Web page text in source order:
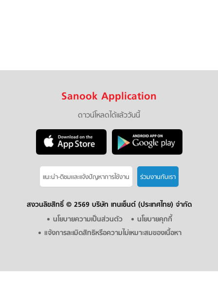
Sanook Application
ดาวน์โหลดได้แล้ววันนี้
แนะนำ-ติชมเเละแจ้งปัญหาการใช้งาน ร่วมงานกับเรา
สงวนลิขสิทธิ์ © 2569 บริษัท เทนเซ็นต์ (ประเทศไทย) จำกัด
นโยบายความเป็นส่วนตัว
นโยบายคุกกี้
แจ้งการละเมิดสิทธิหรือความไม่เหมาะสมของเนื้อหา